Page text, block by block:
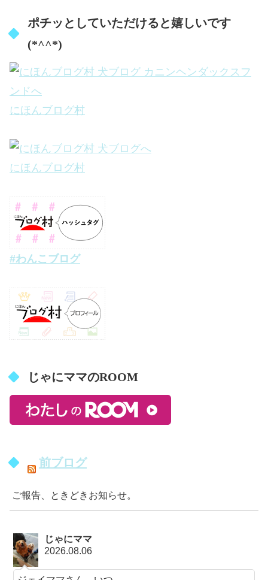
ポチッとしていただけると嬉しいです
(*^^*)
にほんブログ村
にほんブログ村
#わんこブログ
じゃにママのROOM
前ブログ
ご報告、ときどきお知らせ。
じゃにママ
2026.08.06